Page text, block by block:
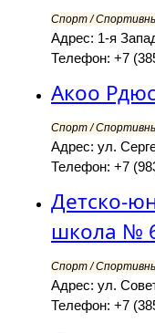
Спорт /
Адрес: 1-я
Телефон: +7
Акоо
Спорт /
Адрес: ул.
Телефон: +7
Детско-
школа №
Спорт /
Адрес: ул.
Телефон: +7